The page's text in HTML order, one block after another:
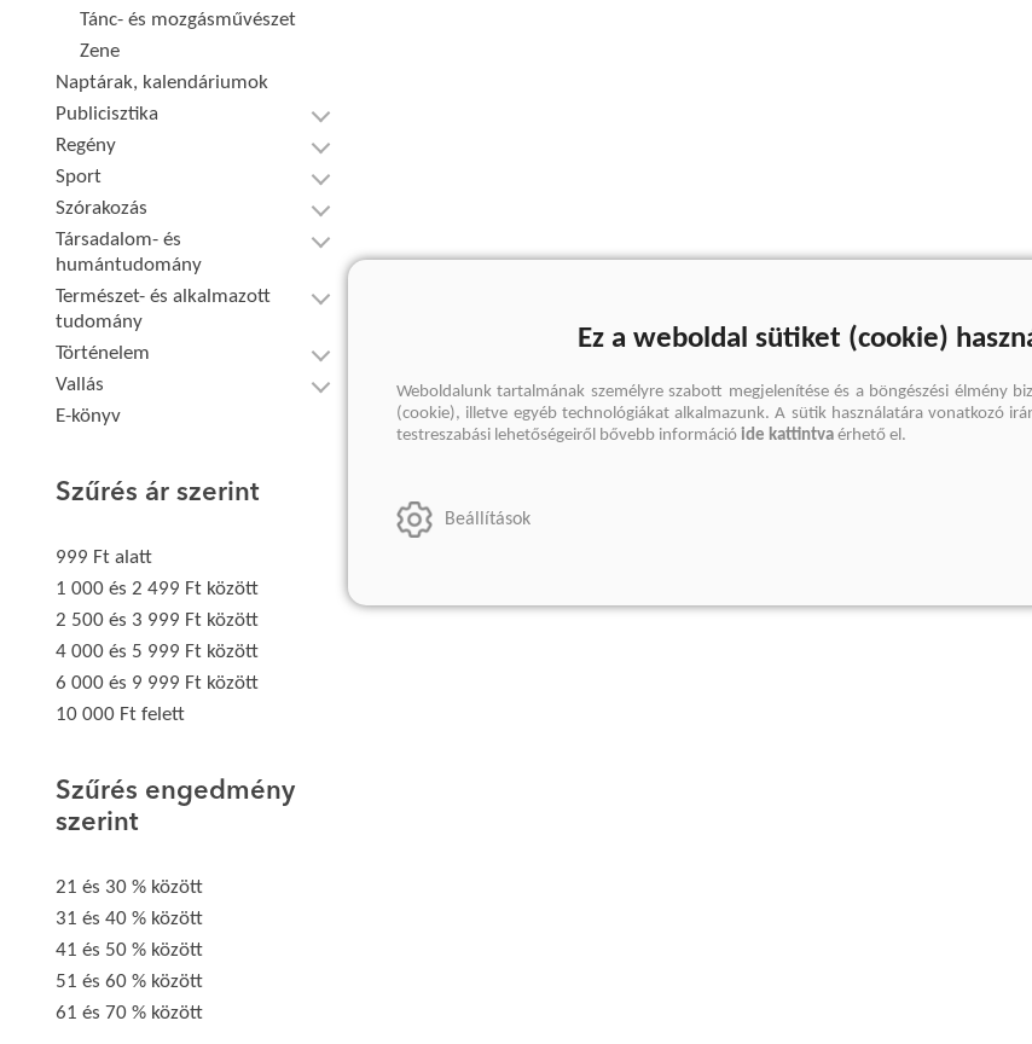
Tánc- és mozgásművészet
Zene
Naptárak, kalendáriumok
Publicisztika
Regény
Sport
Szórakozás
Társadalom- és
humántudomány
Természet- és alkalmazott
tudomány
Történelem
Vallás
E-könyv
Szűrés ár szerint
999 Ft alatt
1 000 és 2 499 Ft között
2 500 és 3 999 Ft között
4 000 és 5 999 Ft között
6 000 és 9 999 Ft között
10 000 Ft felett
Szűrés engedmény
szerint
21 és 30 % között
31 és 40 % között
41 és 50 % között
51 és 60 % között
61 és 70 % között
Ez a weboldal sütiket (cookie)
Weboldalunk tartalmának személyre szabott megjelenítése és a böngészési élmény
(cookie), illetve egyéb technológiákat alkalmazunk. A sütik használatára vonatkozó
testreszabási lehetőségeiről bővebb információ ide kattintva érhető el.
Beállítások